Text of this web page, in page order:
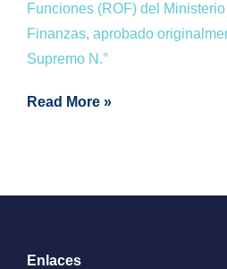
Funciones (ROF) del
Finanzas, aprobado
Supremo N.°
Read More »
Enlaces